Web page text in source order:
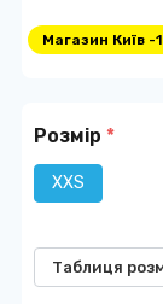
Магазин Київ -
Розмір *
XXS
Таблиця